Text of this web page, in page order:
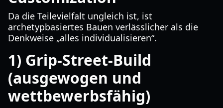
Da die Teilevielfalt ungleich ist, ist
archetypbasiertes Bauen verlässlicher als die
Denkweise „alles individualisieren“.
1) Grip-Street-Build
(ausgewogen und
wettbewerbsfähig)